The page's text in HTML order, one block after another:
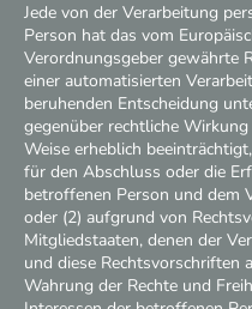
Jede von der Verarbeitung
Person hat das vom
Verordnungsgeber gewährte
einer automatisierten
beruhenden Entscheidung
gegenüber rechtliche
Weise erheblich
für den Abschluss oder die
betroffenen Person und dem
oder (2) aufgrund von
Mitgliedstaaten, denen der
und diese Rechtsvorschriften
Wahrung der Rechte und